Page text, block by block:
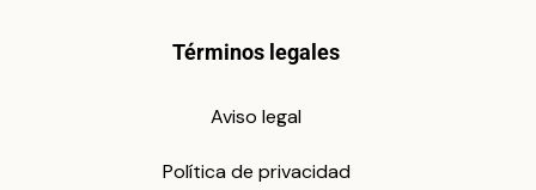
Términos legales
Aviso legal
Política de privacidad